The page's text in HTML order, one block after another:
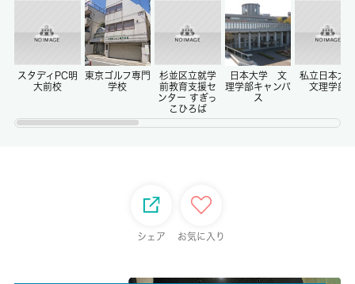
-/-
スタディPC明
大前校
東京ゴルフ専門
学校
杉並区立就学
前教育支援セ
ンター すぎっ
こひろば
日本大学 文
理学部キャンパ
ス
私立日本大
文理学部
シェア お気に入り